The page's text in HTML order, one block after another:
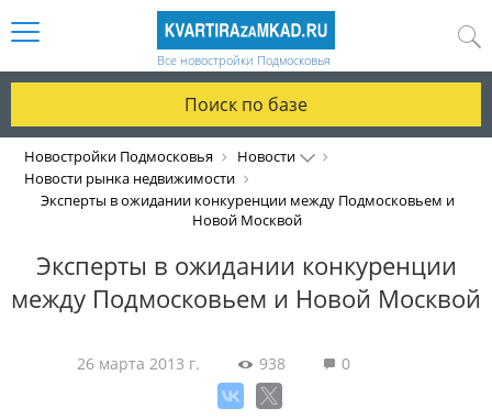
Все новостройки Подмосковья
Поиск по базе
Новостройки Подмосковья
Новости
Новости рынка недвижимости
Эксперты в ожидании конкуренции между Подмосковьем и
Новой Москвой
Эксперты в ожидании конкуренции
между Подмосковьем и Новой Москвой
26 марта 2013 г. 938 0